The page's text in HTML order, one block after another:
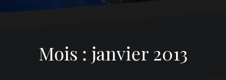
Mois : janvier 2013